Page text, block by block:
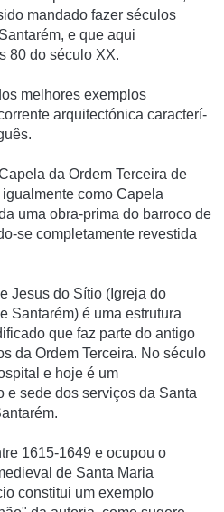
mandado fazer séculos
e que aqui
80 do século XX.
melhores exemplos
arquitectónica caracterí­
da Ordem Terceira de
como Capela
uma obra-prima do barroco de
se completamente revestida
Jesus do Sítio (Igreja do
Santarém) é uma estrutura
que faz parte do antigo
da Ordem Terceira. No século
e hoje é um
e sede dos serviços da Santa
1615-1649 e ocupou o
de Santa Maria
constitui um exemplo